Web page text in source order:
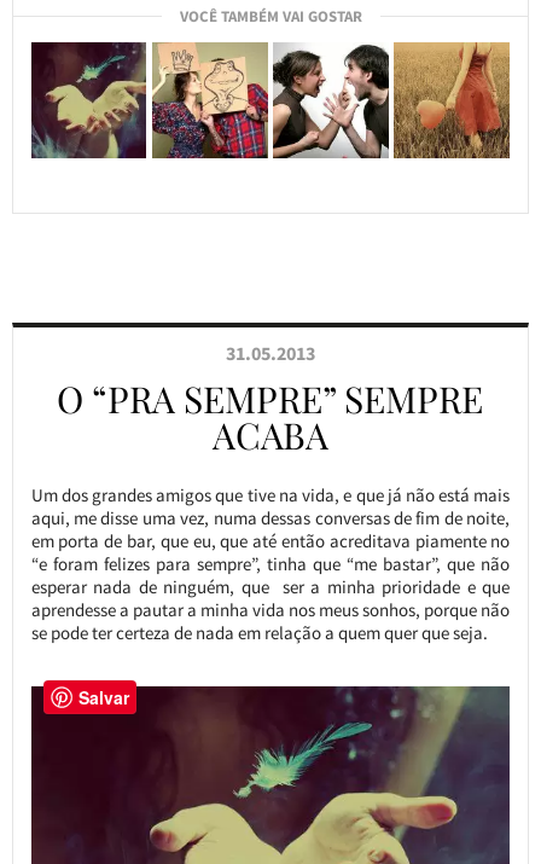
VOCÊ TAMBÉM VAI GOSTAR
31.05.2013
O “PRA SEMPRE” SEMPRE
ACABA
Um dos grandes amigos que tive na vida, e que já não está mais
aqui, me disse uma vez, numa dessas conversas de fim de noite,
em porta de bar, que eu, que até então acreditava piamente no
“e foram felizes para sempre”, tinha que “me bastar”, que não
esperar nada de ninguém, que ser a minha prioridade e que
aprendesse a pautar a minha vida nos meus sonhos, porque não
se pode ter certeza de nada em relação a quem quer que seja.
Salvar